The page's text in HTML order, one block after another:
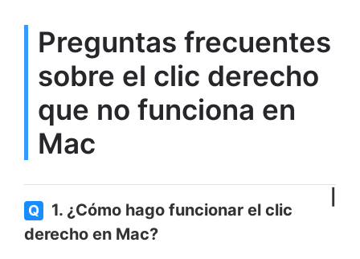
Preguntas frecuentes
sobre el clic derecho
que no funciona en
Mac
Q
1. ¿Cómo hago funcionar el clic
derecho en Mac?